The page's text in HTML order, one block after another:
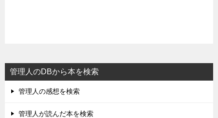
管理人のDBから本を検索
管理人の感想を検索
管理人が読んだ本を検索